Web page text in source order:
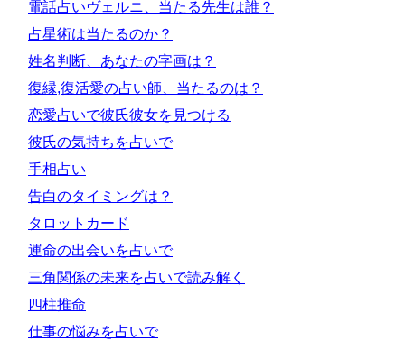
電話占いヴェルニ、当たる先生は誰？
占星術は当たるのか？
姓名判断、あなたの字画は？
復縁,復活愛の占い師、当たるのは？
恋愛占いで彼氏彼女を見つける
彼氏の気持ちを占いで
手相占い
告白のタイミングは？
タロットカード
運命の出会いを占いで
三角関係の未来を占いで読み解く
四柱推命
仕事の悩みを占いで